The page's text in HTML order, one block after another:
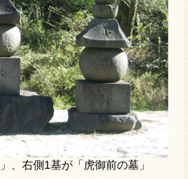
、右側1基が「虎御前の墓」